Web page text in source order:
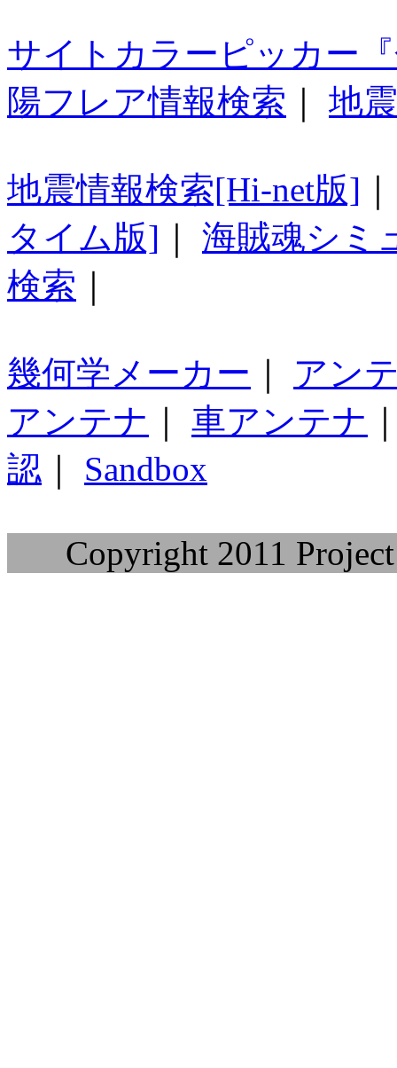
サイトカラーピッカー
陽フレア情報検索
地
地震情報検索[Hi-net版]
タイム版]
海賊魂シミ
検索
幾何学メーカー
アン
アンテナ
車アンテナ
認
Sandbox
Copyright 2011